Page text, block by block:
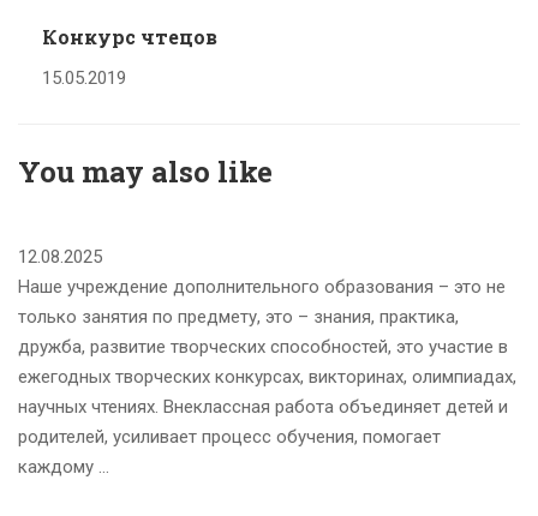
Конкурс чтецов
15.05.2019
You may also like
12.08.2025
Наше учреждение дополнительного образования – это не
только занятия по предмету, это – знания, практика,
дружба, развитие творческих способностей, это участие в
ежегодных творческих конкурсах, викторинах, олимпиадах,
научных чтениях. Внеклассная работа объединяет детей и
родителей, усиливает процесс обучения, помогает
каждому …